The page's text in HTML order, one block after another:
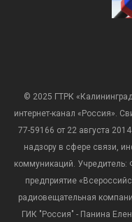
© 2025 ГТРК
интернет-канал «Россия».
77-59166 от 22 августа
надзору в сфере связи,
коммуникаций. Учредитель:
предприятие
радиовещательная
ГИК "Россия" - Панина